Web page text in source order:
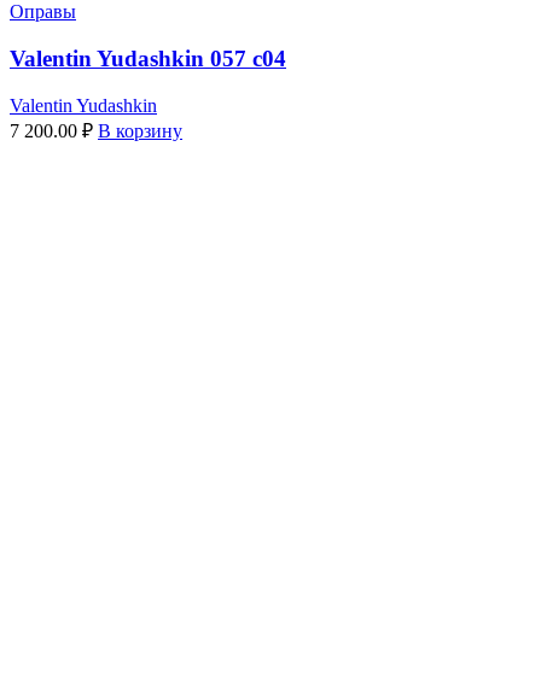
Оправы
Valentin Yudashkin 057 c04
Valentin Yudashkin
7 200.00 ₽ В корзину